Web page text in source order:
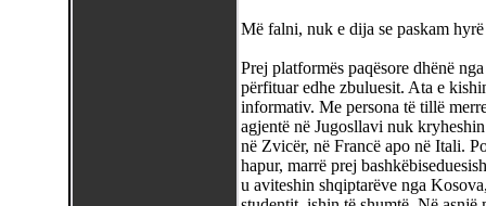
Më falni, nuk e dija se paskam
Prej platformës paqësore dhënë
përfituar edhe zbuluesit. Ata e
informativ. Me persona të tillë
agjentë në Jugosllavi nuk
në Zvicër, në Francë apo në Itali.
hapur, marrë prej
u aviteshin shqiptarëve nga